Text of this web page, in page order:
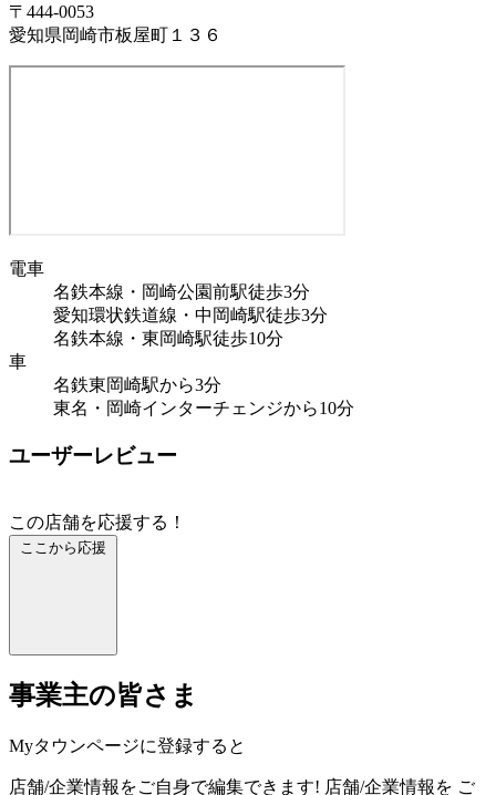
〒444-0053
愛知県岡崎市板屋町１３６
電車
名鉄本線・岡崎公園前駅徒歩3分
愛知環状鉄道線・中岡崎駅徒歩3分
名鉄本線・東岡崎駅徒歩10分
車
名鉄東岡崎駅から3分
東名・岡崎インターチェンジから10分
ユーザーレビュー
この店舗を応援する！
ここから応援
事業主の皆さま
Myタウンページに登録すると
店舗/企業情報をご自身で編集できます! 店舗/企業情報を ご